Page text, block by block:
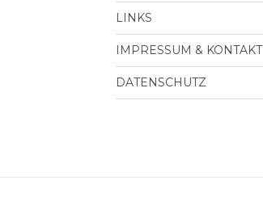
LINKS
IMPRESSUM & KONTAKT
DATENSCHUTZ